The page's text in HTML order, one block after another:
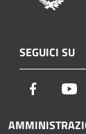
SEGUICI SU
Facebook